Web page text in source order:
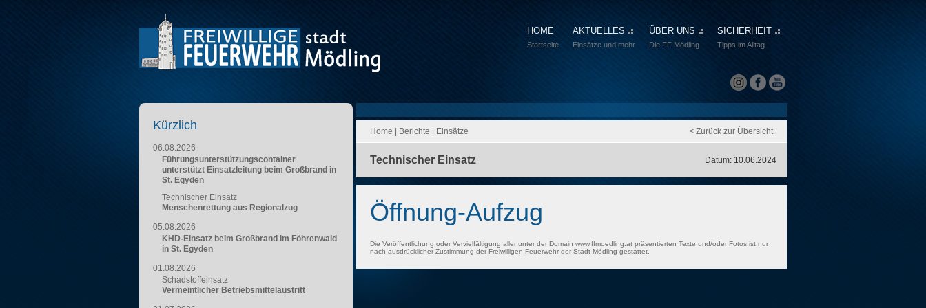
HOME
Startseite
AKTUELLES
Einsätze und mehr
ÜBER UNS
Die FF Mödling
SICHERHEIT
Tipps im Alltag
Home Berichte Einsätze < Zurück zur Übersicht
Technischer Einsatz Datum: 10.06.2024
Öffnung-Aufzug
Die Veröffentlichung oder Vervielfältigung aller unter der Domain www.ffmoedling.at präsentierten Texte und/oder Fotos ist nur
nach ausdrücklicher Zustimmung der Freiwilligen Feuerwehr der Stadt Mödling gestattet.
Kürzlich
06.08.2026
Führungsunterstützungscontainer
unterstützt Einsatzleitung beim Großbrand in
St. Egyden
Technischer Einsatz
Menschenrettung aus Regionalzug
05.08.2026
KHD-Einsatz beim Großbrand im Föhrenwald
in St. Egyden
01.08.2026
Schadstoffeinsatz
Vermeintlicher Betriebsmittelaustritt